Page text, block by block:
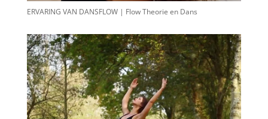
ERVARING VAN DANSFLOW | Flow Theorie en Dans